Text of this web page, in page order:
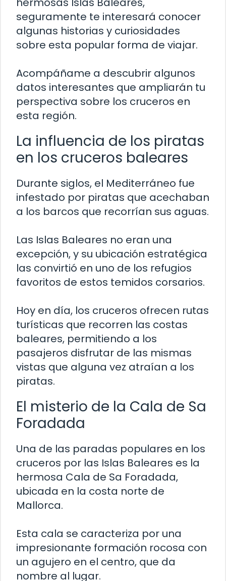
seguramente te interesará conocer
algunas historias y curiosidades
sobre esta popular forma de viajar.
Acompáñame a descubrir algunos
datos interesantes que ampliarán tu
perspectiva sobre los cruceros en
esta región.
La influencia de los piratas
en los cruceros baleares
Durante siglos, el Mediterráneo fue
infestado por piratas que acechaban
a los barcos que recorrían sus aguas.
Las Islas Baleares no eran una
excepción, y su ubicación estratégica
las convirtió en uno de los refugios
favoritos de estos temidos corsarios.
Hoy en día, los cruceros ofrecen rutas
turísticas que recorren las costas
baleares, permitiendo a los
pasajeros disfrutar de las mismas
vistas que alguna vez atraían a los
piratas.
El misterio de la Cala de Sa
Foradada
Una de las paradas populares en los
cruceros por las Islas Baleares es la
hermosa Cala de Sa Foradada,
ubicada en la costa norte de
Mallorca.
Esta cala se caracteriza por una
impresionante formación rocosa con
un agujero en el centro, que da
nombre al lugar.